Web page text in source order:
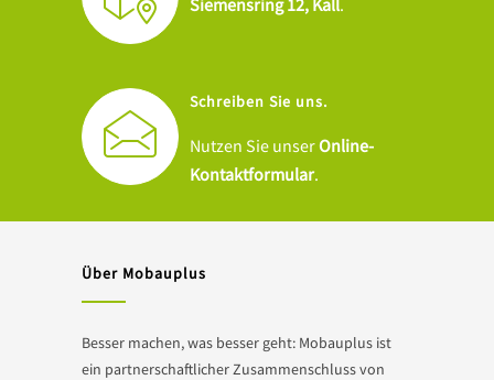
Schreiben Sie uns.
Nutzen Sie unserOnline-
Kontaktformular.
Über Mobauplus
Besser machen, was besser geht: Mobauplus ist
ein partnerschaftlicher Zusammenschluss von